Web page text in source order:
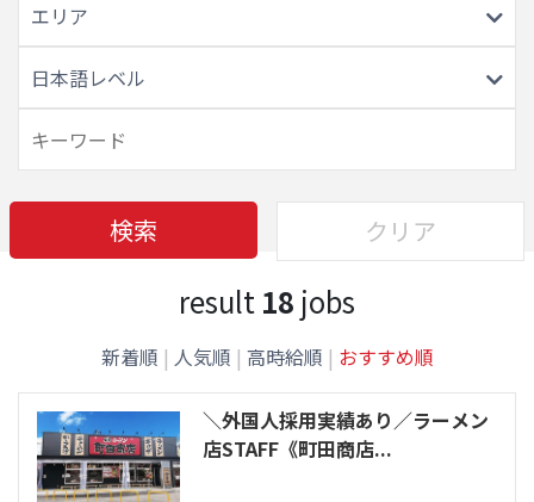
エリア
日本語レベル
検索 クリア
result 18 jobs
新着順 | 人気順 | 高時給順 | おすすめ順
＼外国人採用実績あり／ラーメン
店STAFF《町田商店...